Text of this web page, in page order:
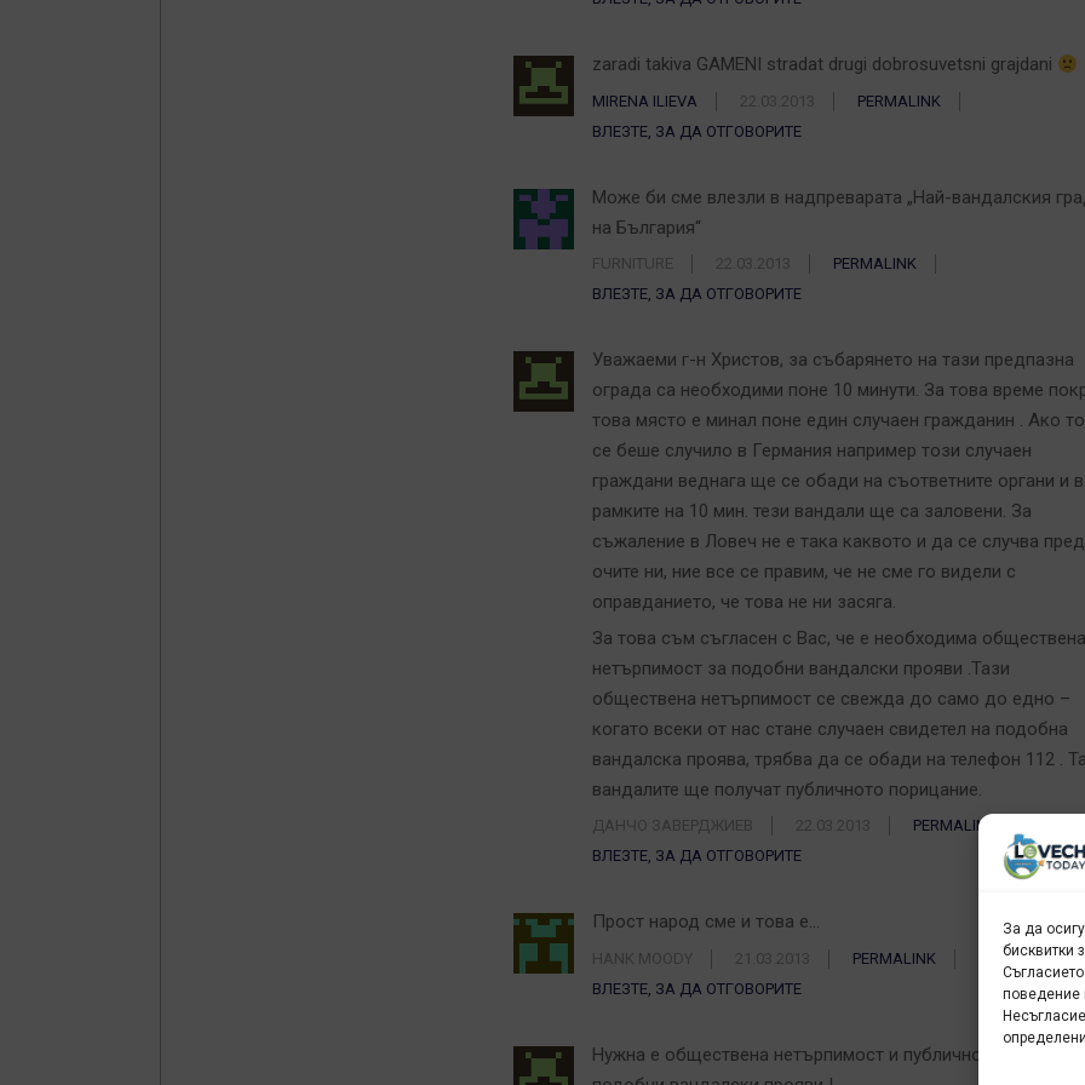
За да
бисквитки
поведение
zaradi takiva GAMENI stradat drugi dobrosuvetsni grajdani
MIRENA ILIEVA 22.03.2013
PERMALINK
ВЛЕЗТЕ, ЗА ДА ОТГОВОРИТЕ
Може би сме влезли в надпреварата „Най-вандалския
на България“
FURNITURE 22.03.2013
PERMALINK
ВЛЕЗТЕ, ЗА ДА ОТГОВОРИТЕ
Уважаеми г-н Христов, за събарянето на тази предпазна
ограда са необходими поне 10 минути. За това време
това място е минал поне един случаен гражданин . Ако
се беше случило в Германия например този случаен
граждани веднага ще се обади на съответните органи и в
рамките на 10 мин. тези вандали ще са заловени. За
съжаление в Ловеч не е така каквото и да се случва пред
очите ни, ние все се правим, че не сме го видели с
оправданието, че това не ни засяга.
За това съм съгласен с Вас, че е необходима обществена
нетърпимост за подобни вандалски прояви .Тази
обществена нетърпимост се свежда до само до едно –
когато всеки от нас стане случаен свидетел на подобна
вандалска проява, трябва да се обади на телефон 112 .
вандалите ще получат публичното порицание.
ДАНЧО ЗАВЕРДЖИЕВ 22.03.2013
PERMALINK
ВЛЕЗТЕ, ЗА ДА ОТГОВОРИТЕ
Прост народ сме и това е…
HANK MOODY 21.03.2013
PERMALINK
ВЛЕЗТЕ, ЗА ДА ОТГОВОРИТЕ
Нужна е обществена нетърпимост и публично порицание